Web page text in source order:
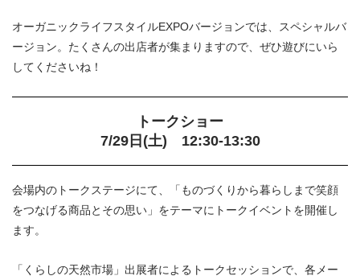
オーガニックライフスタイルEXPOバージョンでは、スペシャルバ
ージョン。たくさんの出店者が集まりますので、ぜひ遊びにいら
してくださいね！
トークショー
7/29日(土) 12:30-13:30
会場内のトークステージにて、「ものづくりから暮らしまで笑顔
をつなげる商品とその思い」をテーマにトークイベントを開催し
ます。
「くらしの天然市場」出展者によるトークセッションで、各メー